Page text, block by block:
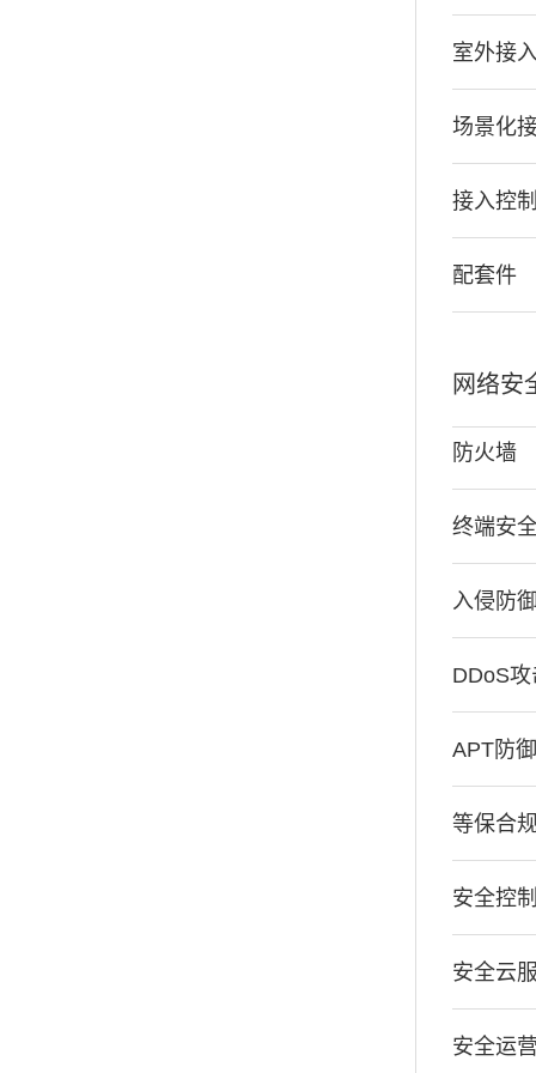
室外接
场景化
接入控
配套件
网络安
防火墙
终端安
入侵防御
DDoS
APT防御
等保合
安全控
安全云
安全运营